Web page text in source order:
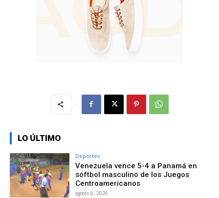
LO ÚLTIMO
Deportes
Venezuela vence 5-4 a Panamá en
sóftbol masculino de los Juegos
Centroamericanos
agosto 6, 2026